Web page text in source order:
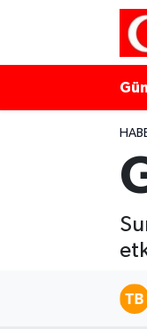
Merkez Hava
Merkez Trafik
Süper Lig
Son Dakika
Haber Arşivi